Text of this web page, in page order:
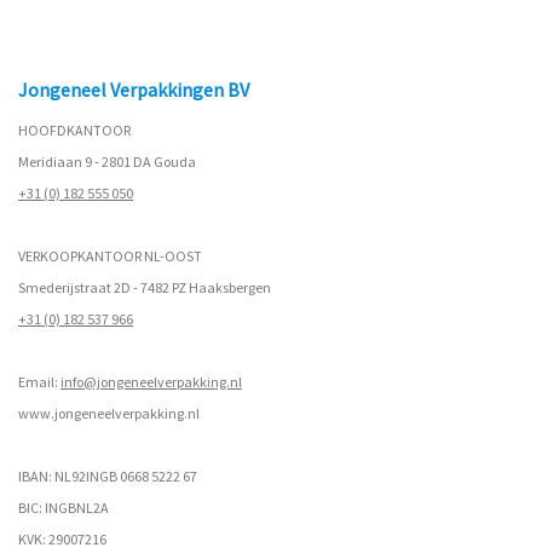
Jongeneel Verpakkingen BV
HOOFDKANTOOR
Meridiaan 9 - 2801 DA Gouda
+31 (0) 182 555 050
VERKOOPKANTOOR NL-OOST
Smederijstraat 2D - 7482 PZ Haaksbergen
+31 (0) 182 537 966
Email: info@jongeneelverpakking.nl
www.jongeneelverpakking.nl
IBAN: NL92INGB 0668 5222 67
BIC: INGBNL2A
KVK: 29007216